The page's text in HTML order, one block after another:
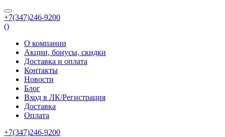
+7(347)246-9200
()
О компании
Акции, бонусы, скидки
Доставка и оплата
Контакты
Новости
Блог
Вход в ЛК/Регистрация
Доставка
Оплата
+7(347)246-9200